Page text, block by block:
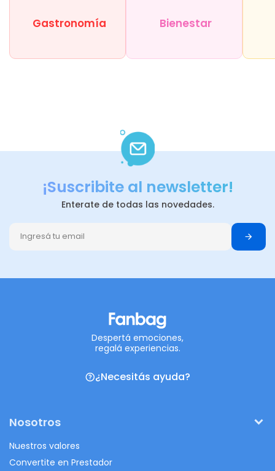
Gastronomía Bienestar
¡Suscribite al newsletter!
Enterate de todas las novedades.
Despertá emociones,
regalá experiencias.
¿Necesitás ayuda?
Nosotros
Nuestros valores
Convertite en Prestador